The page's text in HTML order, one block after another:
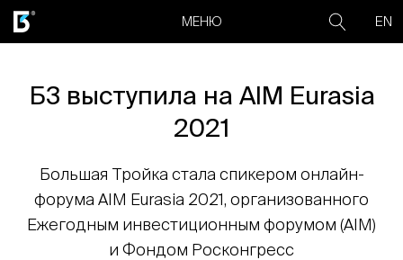
МЕНЮ EN
Б3 выступила на AIM Eurasia
2021
Большая Тройка стала спикером онлайн-
форума AIM Eurasia 2021, организованного
Ежегодным инвестиционным форумом (AIM)
и Фондом Росконгресс